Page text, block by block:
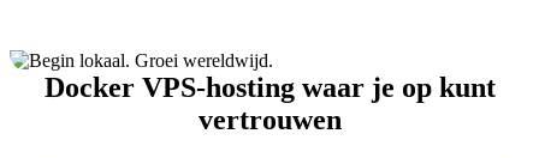
Docker VPS-hosting waar je op kunt
vertrouwen